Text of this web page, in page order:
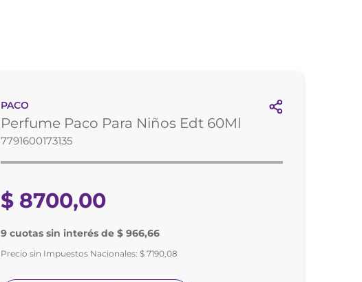
PACO
Perfume Paco Para Niños Edt 60Ml
7791600173135
$ 8700,00
9 cuotas sin interés de $ 966,66
Precio sin Impuestos Nacionales:$ 7190,08